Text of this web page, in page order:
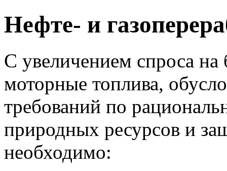
Нефте- и
С увеличением спроса на
моторные топлива,
требований по
природных ресурсов и
необходимо: